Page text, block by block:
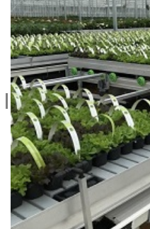
Katalozi
Blog
Projektovanje / Izgradnja
Informacije
Privatnost & Kolačići
Uslovi Korišćenja
Dostava & Povraćaj
Mapa